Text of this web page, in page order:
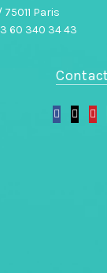
Paris
3 60 340 34 43